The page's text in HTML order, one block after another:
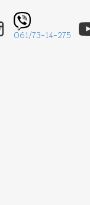
061/73-14-275